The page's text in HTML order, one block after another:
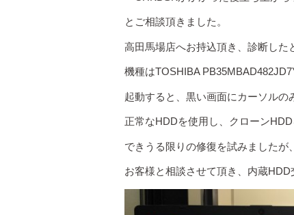
とご相談頂きました。
高田馬場店へお持込頂き、診断した
機種はTOSHIBA
起動すると、黒い画面にカーソルの
正常なHDDを使用し、クローンHDD
できうる限りの修復を試みましたが
お客様と相談させて頂き、内蔵